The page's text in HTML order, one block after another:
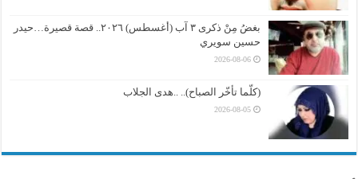
بغضُ مِنْ ذكرى ٣ آب (أغسطس) ٢٠٢٦.. قصة قصيرة…حيدر
حسين سويري
2026-08-06
(كلّما تأخّر الصباح).. ..هدى الجلاب
2026-08-05